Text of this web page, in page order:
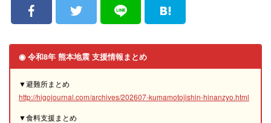
◉ 令和8年 熊本地震 支援情報まとめ
▼避難所まとめ
http://higojournal.com/archives/202607-kumamotojishin-hinanzyo.html
▼食料支援まとめ